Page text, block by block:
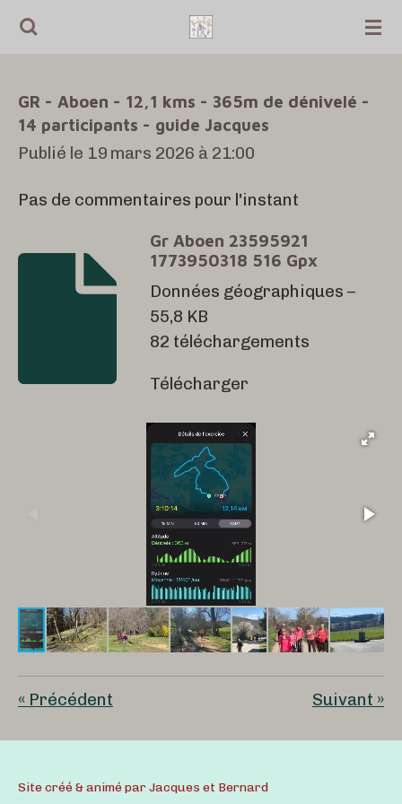
Passer
principal
GR - Aboen - 12,1 kms - 365m de dénivelé -
14 participants - guide Jacques
Publié le 19 mars 2026 à 21:00
Pas de commentaires pour l'instant
Gr Aboen 23595921
1773950318 516 Gpx
Données géographiques –
55,8 KB
82 téléchargements
Télécharger
« Précédent Suivant »
Site créé & animé par Jacques et Bernard